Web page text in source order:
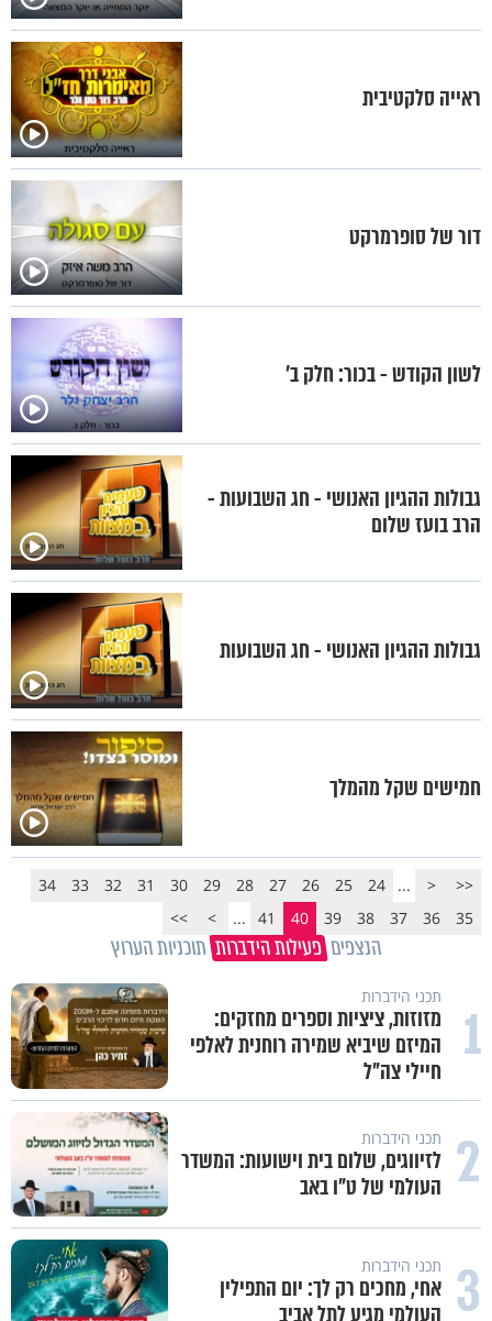
ראייה סלקטיבית
דור של סופרמרקט
לשון הקודש - בכור: חלק ב'
גבולות ההגיון האנושי - חג השבועות -
הרב בועז שלום
גבולות ההגיון האנושי - חג השבועות
חמישים שקל מהמלך
<<
<
...
24
25
26
27
28
29
30
31
32
33
34
35
36
37
38
39
40
41
...
>
>>
הנצפים פעילות הידברות תוכניות הערוץ
1 תכני הידברות
מזוזות, ציציות וספרים מחזקים:
המיזם שיביא שמירה רוחנית לאלפי
חיילי צה"ל
2 תכני הידברות
לזיווגים, שלום בית וישועות: המשדר
העולמי של ט"ו באב
3 תכני הידברות
אחי, מחכים רק לך: יום התפילין